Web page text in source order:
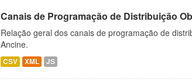
Canais de Programação de Distribuição
Relação geral dos canais de programação de
Ancine.
CSV XML JS